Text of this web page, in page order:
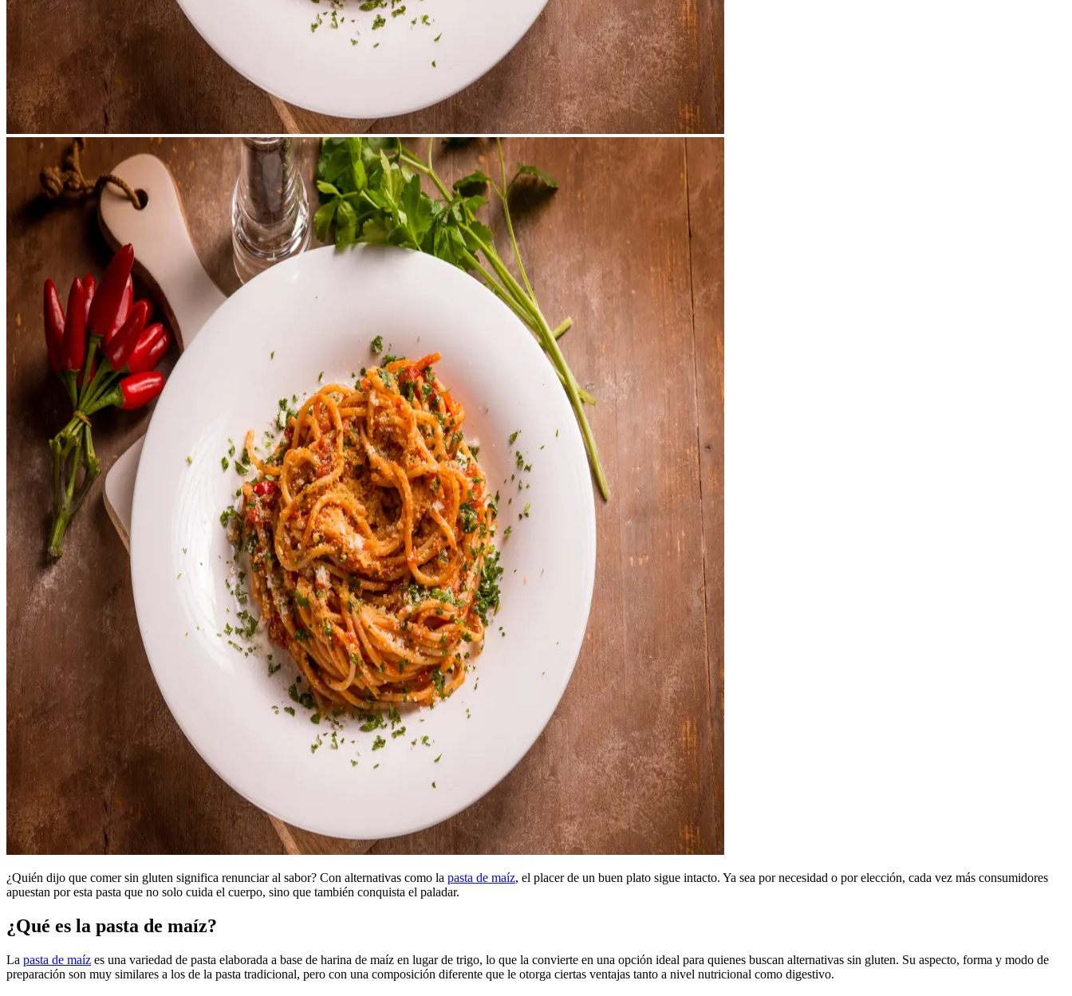
¿Quién dijo que comer sin gluten significa renunciar al sabor? Con alternativas como la pasta de maíz, el placer de un buen plato sigue intacto. Ya sea por necesidad o por elección, cada vez más consumidores
apuestan por esta pasta que no solo cuida el cuerpo, sino que también conquista el paladar.
¿Qué es la pasta de maíz?
La pasta de maíz es una variedad de pasta elaborada a base de harina de maíz en lugar de trigo, lo que la convierte en una opción ideal para quienes buscan alternativas sin gluten. Su aspecto, forma y modo de
preparación son muy similares a los de la pasta tradicional, pero con una composición diferente que le otorga ciertas ventajas tanto a nivel nutricional como digestivo.